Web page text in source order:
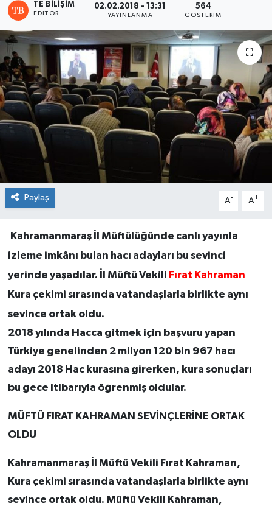
TE BILIŞIM
EDITÖR
02.02.2018 - 13:31
YAYINLANMA
564
GÖSTERIM
Paylaş A- A+
Kahramanmaraş İl Müftülüğünde canlı yayınla
izleme imkânı bulan hacı adayları bu sevinci
yerinde yaşadılar. İl Müftü Vekili Fırat Kahraman
Kura çekimi sırasında vatandaşlarla birlikte aynı
sevince ortak oldu.
2018 yılında Hacca gitmek için başvuru yapan
Türkiye genelinden 2 milyon 120 bin 967 hacı
adayı 2018 Hac kurasına girerken, kura sonuçları
bu gece itibarıyla öğrenmiş oldular.
MÜFTÜ FIRAT KAHRAMAN SEVİNÇLERİNE ORTAK
OLDU
Kahramanmaraş İl Müftü Vekili Fırat Kahraman,
Kura çekimi sırasında vatandaşlarla birlikte aynı
sevince ortak oldu. Müftü Vekili Kahraman,